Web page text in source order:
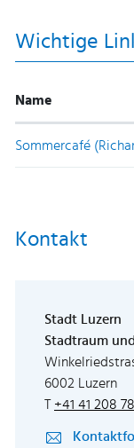
Wichtige
Name
Sommercafé
Kontakt
Stadt Luzern
Stadtraum
6002 Luzern
T +41 41 208